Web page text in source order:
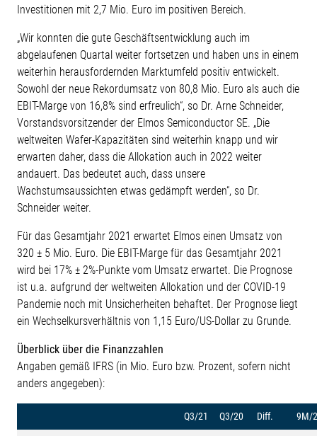
Investitionen mit 2,7 Mio. Euro im positiven Bereich.
„Wir konnten die gute Geschäftsentwicklung auch im
abgelaufenen Quartal weiter fortsetzen und haben uns in einem
weiterhin herausfordernden Marktumfeld positiv entwickelt.
Sowohl der neue Rekordumsatz von 80,8 Mio. Euro als auch die
EBIT-Marge von 16,8% sind erfreulich“, so Dr. Arne Schneider,
Vorstandsvorsitzender der Elmos Semiconductor SE. „Die
weltweiten Wafer-Kapazitäten sind weiterhin knapp und wir
erwarten daher, dass die Allokation auch in 2022 weiter
andauert. Das bedeutet auch, dass unsere
Wachstumsaussichten etwas gedämpft werden“, so Dr.
Schneider weiter.
Für das Gesamtjahr 2021 erwartet Elmos einen Umsatz von
320 ± 5 Mio. Euro. Die EBIT-Marge für das Gesamtjahr 2021
wird bei 17% ± 2%-Punkte vom Umsatz erwartet. Die Prognose
ist u.a. aufgrund der weltweiten Allokation und der COVID-19
Pandemie noch mit Unsicherheiten behaftet. Der Prognose liegt
ein Wechselkursverhältnis von 1,15 Euro/US-Dollar zu Grunde.
Überblick über die Finanzzahlen
Angaben gemäß IFRS (in Mio. Euro bzw. Prozent, sofern nicht
anders angegeben):
Q3/21 Q3/20 Diff. 9M/